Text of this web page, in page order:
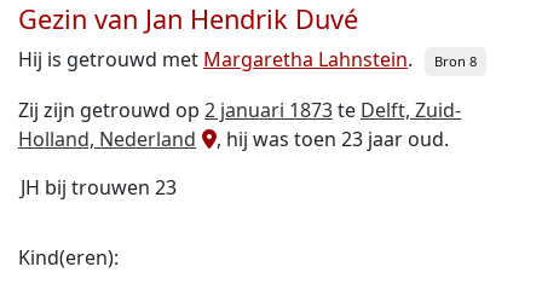
Gezin van Jan Hendrik Duvé
Hij is getrouwd met Margaretha Lahnstein. Bron 8
Zij zijn getrouwd op 2 januari 1873te Delft, Zuid-
Holland, Nederland
, hij was toen 23 jaar oud.
JH bij trouwen 23
Kind(eren):